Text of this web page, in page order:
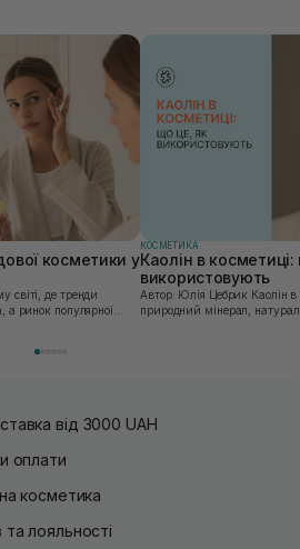
косметики у
а ринок популярної
КОСМЕТИКА
Каолін в
використовують
Автор: Юлія Цебрик Каолін в косметології – це
природний мінерал,
від 3000 UAH
оплати
косметика
лояльності